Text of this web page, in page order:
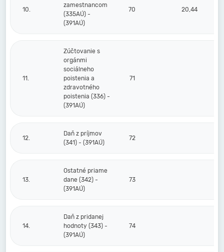
10.
zamestnancom
(335AÚ) -
(391AÚ)
70 20,44
11.
Zúčtovanie s
orgánmi
sociálneho
poistenia a
zdravotného
poistenia (336) -
(391AÚ)
71
12.
Daň z príjmov
(341) - (391AÚ)
72
13.
Ostatné priame
dane (342) -
(391AÚ)
73
14.
Daň z pridanej
hodnoty (343) -
(391AÚ)
74